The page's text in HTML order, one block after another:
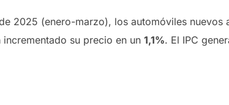
2025 (enero-marzo), los automóviles nuevos
su precio en un 1,1%. El IPC